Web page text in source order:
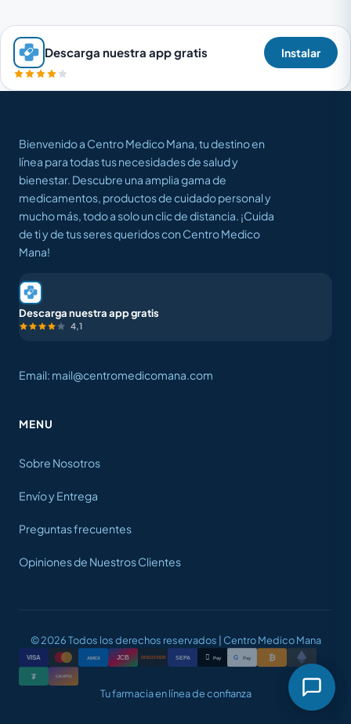
Descarga nuestra app gratis Instalar
Bienvenido a Centro Medico Mana, tu destino en
línea para todas tus necesidades de salud y
bienestar. Descubre una amplia gama de
medicamentos, productos de cuidado personal y
mucho más, todo a solo un clic de distancia. ¡Cuida
de ti y de tus seres queridos con Centro Medico
Mana!
Descarga nuestra app gratis
4,1
Email: mail@centromedicomana.com
MENU
Sobre Nosotros
Envío y Entrega
Preguntas frecuentes
Opiniones de Nuestros Clientes
© 2026 Todos los derechos reservados | Centro Medico Mana
VISA AMEX JCB DISCOVER SEPA  Pay G Pay ₿
₮ CRYPTO
Tu farmacia en línea de confianza